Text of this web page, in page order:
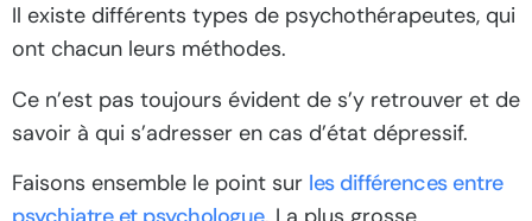
Il existe différents types de psychothérapeutes, qui
ont chacun leurs méthodes.
Ce n’est pas toujours évident de s’y retrouver et de
savoir à qui s’adresser en cas d’état dépressif.
Faisons ensemble le point sur les différences entre